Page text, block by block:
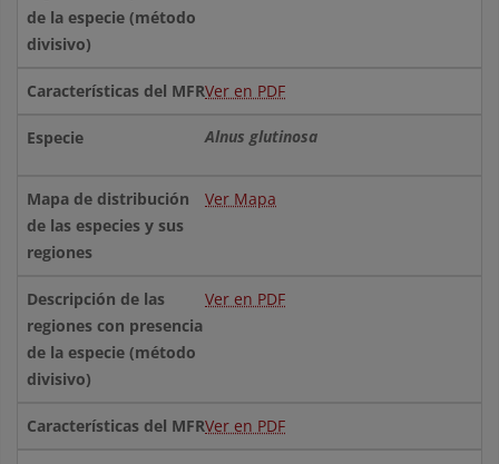
Ver en PDF
Alnus glutinosa
Ver Mapa
Ver en PDF
Ver en PDF